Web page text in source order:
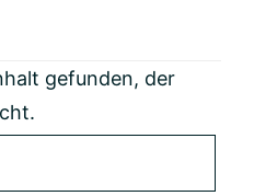
gefunden, der